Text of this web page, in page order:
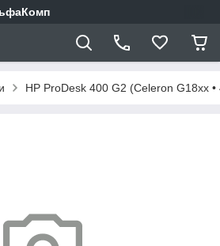
HP ProDesk 400 G2 (Celeron G18xx